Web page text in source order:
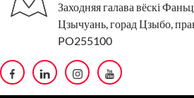
Заходняя галава вёскі
Цзычуань, горад Цзыбо,
PO255100